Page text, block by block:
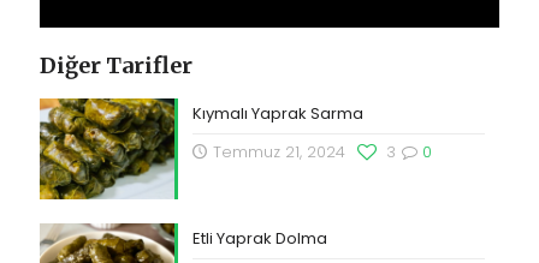
Diğer Tarifler
Kıymalı Yaprak Sarma
Temmuz 21, 2024
0
3
Etli Yaprak Dolma